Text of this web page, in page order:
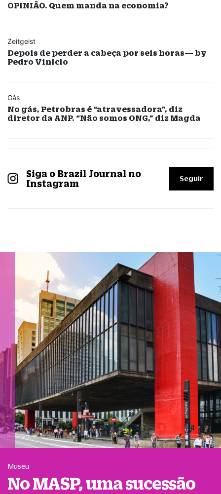
OPINIÃO. Quem manda na economia?
Zeitgeist
Depois de perder a cabeça por seis horas— by
Pedro Vinicio
Gás
No gás, Petrobras é “atravessadora”, diz
diretor da ANP. “Não somos ONG,” diz Magda
Siga o Brazil Journal no
Instagram
Seguir
Museu
No MASP, uma sucessão